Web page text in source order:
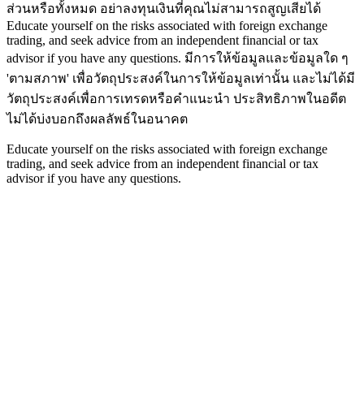
ส่วนหรือทั้งหมด อย่าลงทุนเงินที่คุณไม่สามารถสูญเสียได้
Educate yourself on the risks associated with foreign exchange
trading, and seek advice from an independent financial or tax
advisor if you have any questions. มีการให้ข้อมูลและข้อมูลใด ๆ
'ตามสภาพ' เพื่อวัตถุประสงค์ในการให้ข้อมูลเท่านั้น และไม่ได้มี
วัตถุประสงค์เพื่อการเทรดหรือคำแนะนำ ประสิทธิภาพในอดีต
ไม่ได้บ่งบอกถึงผลลัพธ์ในอนาคต
Educate yourself on the risks associated with foreign exchange
trading, and seek advice from an independent financial or tax
advisor if you have any questions.